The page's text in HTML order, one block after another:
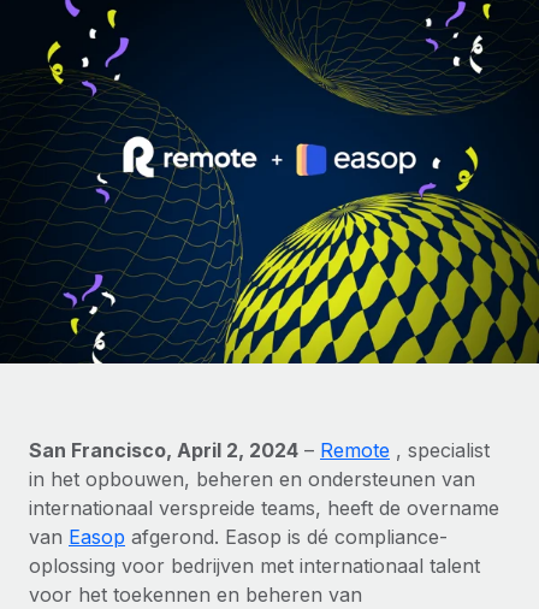
Zzp'ers internationaal onboarden en beheren
PEO
Ingewikkelde HR-taken eenvoudig uitbesteden
INFRASTRUCTUUR
Remote Embedded
HR naadloos in workflows integreren
Platform
Ingebouwde essentiële HR-functies voor je team
Verbinden Nieuw
Integraties
Processen stroomlijnen met essentiële zakelijke tools
DIENSTEN
Vraag een expert
GROEIFASE
Start-ups
Flexibele global HR en payroll solutions voor groeiende
bedrijven
Mid-market
Teams uitbreiden met HR solutions op maat
Enterprise
Global HR voor grote bedrijven
Strategische technologiepartners
Integreer global HR flexibel in je platform
Een partner worden
Ontdek hoe je met ons kunt samenwerken
Remote Build Binnenkort beschikbaar
Betalingscalculator voor zzp'ers
Ontdek valuta-opties en betaalsnelheden voor
internationale zzp'ers
LEREN MET REMOTE
Onderzoek en gidsen
Casestudy's
HR-woordenlijst
Checklists en templates
Webinars
Evenementen
Newsroom
Inzicht in salaris en talent
Nederlands
Français
Deutsch
Español
Italiano
Português (Portugal)
한국어
中文（简体）
Inloggen
San Francisco, April 2, 2024 – Remote , specialist
in het opbouwen, beheren en ondersteunen van
internationaal verspreide teams, heeft de overname
van Easop afgerond. Easop is dé compliance-
oplossing voor bedrijven met internationaal talent
voor het toekennen en beheren van